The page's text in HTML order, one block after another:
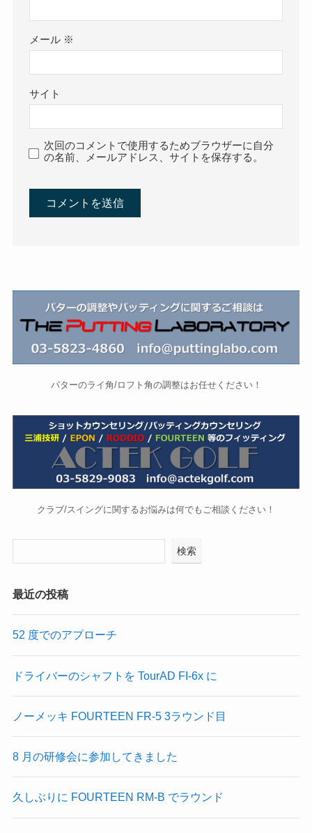
メール ※
サイト
次回のコメントで使用するためブラウザーに自分
の名前、メールアドレス、サイトを保存する。
パターのライ角/ロフト角の調整はお任せください！
クラブ/スイングに関するお悩みは何でもご相談ください！
検索
最近の投稿
52 度でのアプローチ
ドライバーのシャフトを TourAD FI-6x に
ノーメッキ FOURTEEN FR-5 3ラウンド目
8 月の研修会に参加してきました
久しぶりに FOURTEEN RM-B でラウンド